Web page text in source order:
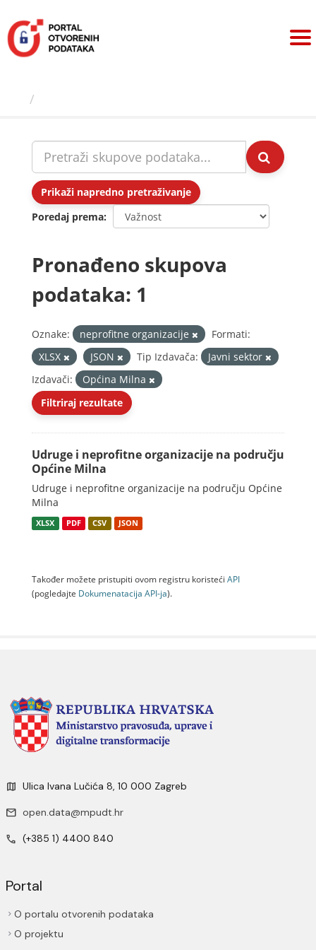
sadržaj
Prikaži napredno pretraživanje
Poredaj prema
Pronađeno skupova
podataka: 1
Oznake: neprofitne organizacije
Formati:
XLSX
JSON Tip Izdavača:
Javni sektor
Izdavači:
Općina Milna
Filtriraj rezultate
Udruge i neprofitne organizacije na području
Općine Milna
Udruge i neprofitne organizacije na području Općine
Milna
XLSX PDF CSV JSON
Također možete pristupiti ovom registru koristeći API
(pogledajte Dokumenаtаcijа API-jа).